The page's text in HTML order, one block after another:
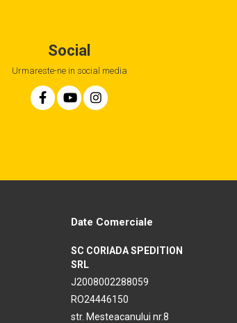
Social
Urmareste-ne in social media
Date Comerciale
SC CORIADA SPEDITION
SRL
J2008002288059
RO24446150
str. Mesteacanului nr.8